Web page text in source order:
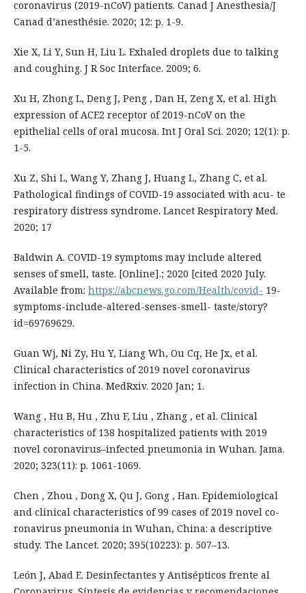
coronavirus (2019-nCoV) patients. Canad J Anesthesia/J
Canad d’anesthésie. 2020; 12: p. 1-9.
Xie X, Li Y, Sun H, Liu L. Exhaled droplets due to talking
and coughing. J R Soc Interface. 2009; 6.
Xu H, Zhong L, Deng J, Peng , Dan H, Zeng X, et al. High
expression of ACE2 receptor of 2019-nCoV on the
epithelial cells of oral mucosa. Int J Oral Sci. 2020; 12(1): p.
1-5.
Xu Z, Shi L, Wang Y, Zhang J, Huang L, Zhang C, et al.
Pathological findings of COVID-19 associated with acu- te
respiratory distress syndrome. Lancet Respiratory Med.
2020; 17
Baldwin A. COVID-19 symptoms may include altered
senses of smell, taste. [Online].; 2020 [cited 2020 July.
Available from: https://abcnews.go.com/Health/covid- 19-
symptoms-include-altered-senses-smell- taste/story?
id=69769629.
Guan Wj, Ni Zy, Hu Y, Liang Wh, Ou Cq, He Jx, et al.
Clinical characteristics of 2019 novel coronavirus
infection in China. MedRxiv. 2020 Jan; 1.
Wang , Hu B, Hu , Zhu F, Liu , Zhang , et al. Clinical
characteristics of 138 hospitalized patients with 2019
novel coronavirus–infected pneumonia in Wuhan. Jama.
2020; 323(11): p. 1061-1069.
Chen , Zhou , Dong X, Qu J, Gong , Han. Epidemiological
and clinical characteristics of 99 cases of 2019 novel co-
ronavirus pneumonia in Wuhan, China: a descriptive
study. The Lancet. 2020; 395(10223): p. 507–13.
León J, Abad E. Desinfectantes y Antisépticos frente al